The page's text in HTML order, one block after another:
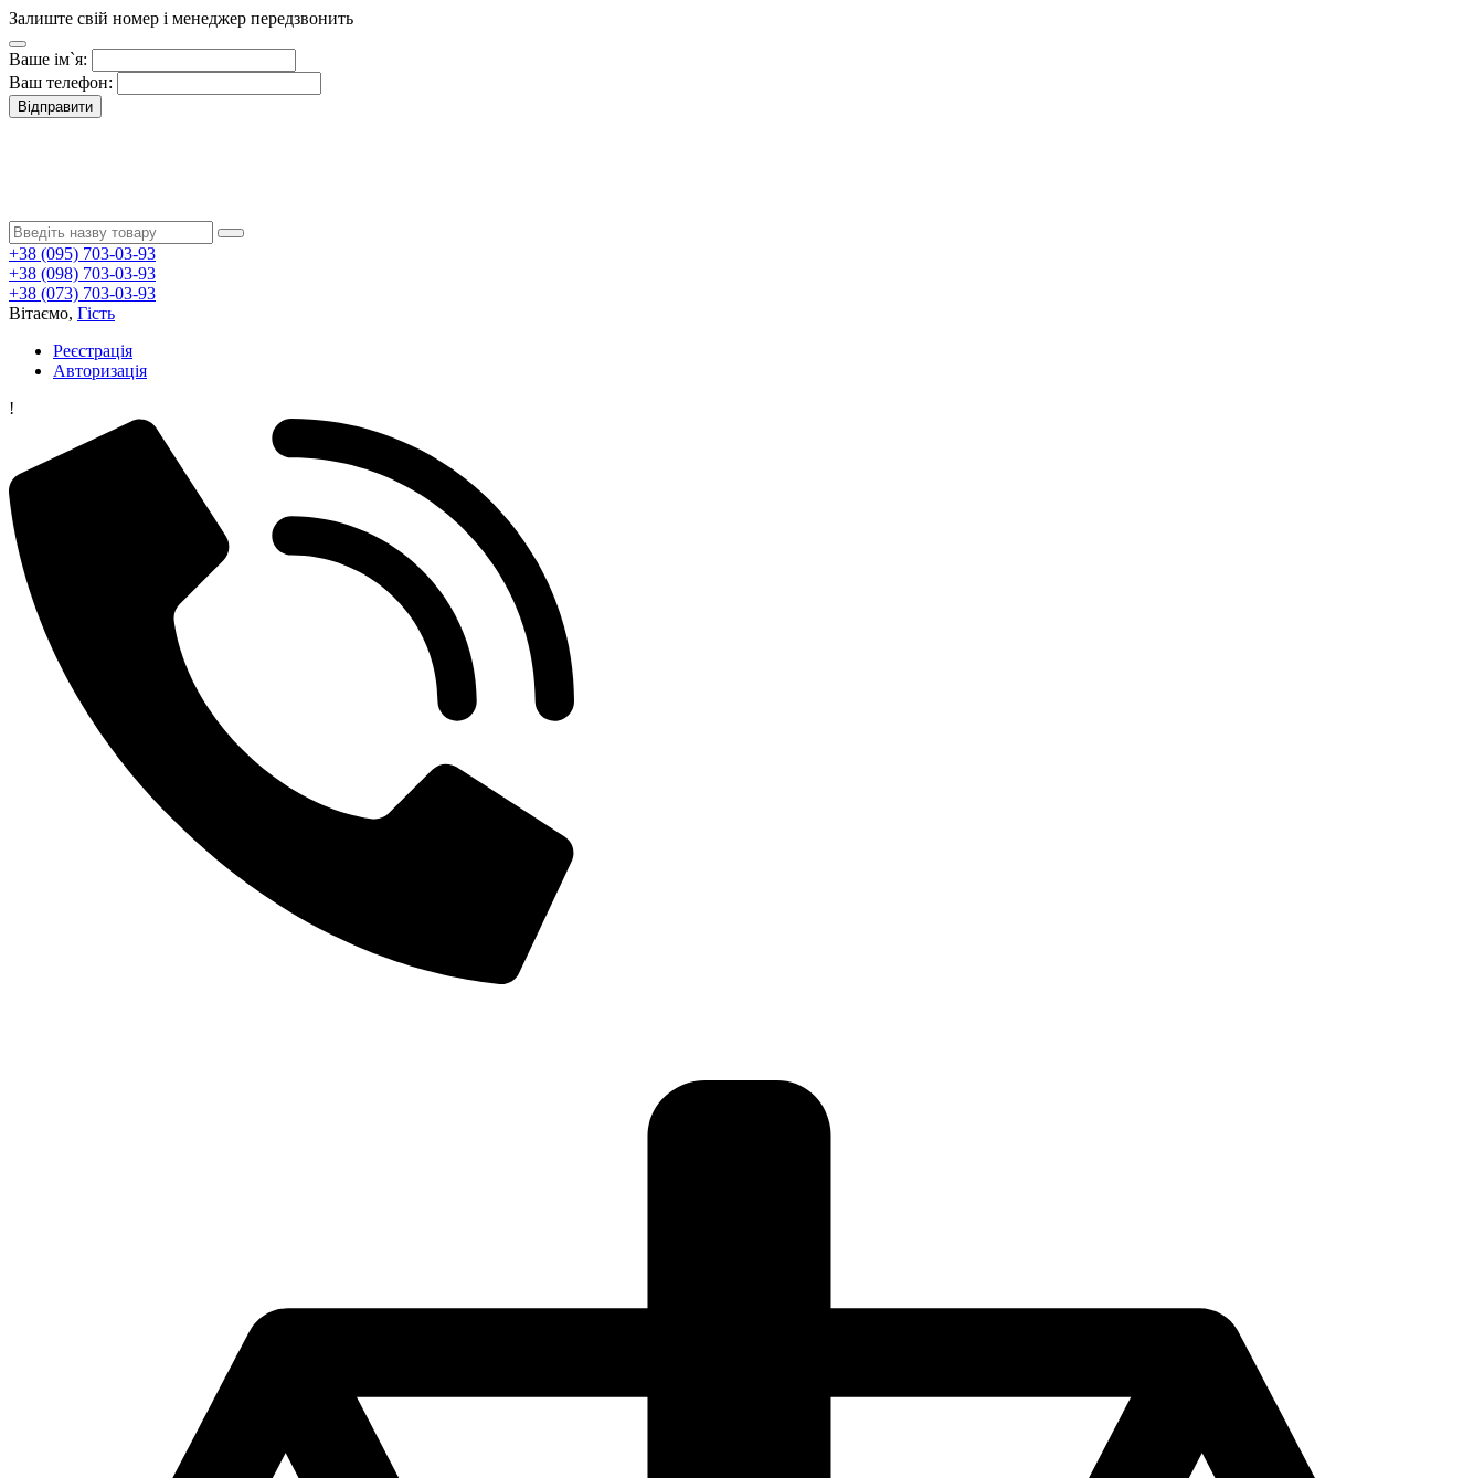
Залиште свій номер і менеджер передзвонить
Ваше ім`я:
Ваш телефон:
Відправити
+38 (095) 703-03-93
+38 (098) 703-03-93
+38 (073) 703-03-93
Вітаємо, Гість
Реєстрація
Авторизація
!